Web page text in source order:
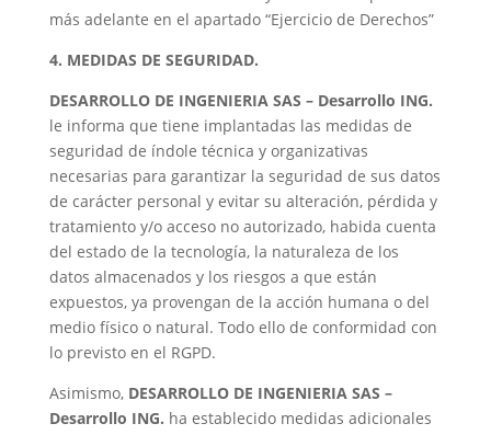
más adelante en el apartado “Ejercicio de Derechos”
4. MEDIDAS DE SEGURIDAD.
DESARROLLO DE INGENIERIA SAS – Desarrollo ING.
le informa que tiene implantadas las medidas de
seguridad de índole técnica y organizativas
necesarias para garantizar la seguridad de sus datos
de carácter personal y evitar su alteración, pérdida y
tratamiento y/o acceso no autorizado, habida cuenta
del estado de la tecnología, la naturaleza de los
datos almacenados y los riesgos a que están
expuestos, ya provengan de la acción humana o del
medio físico o natural. Todo ello de conformidad con
lo previsto en el RGPD.
Asimismo, DESARROLLO DE INGENIERIA SAS –
Desarrollo ING. ha establecido medidas adicionales